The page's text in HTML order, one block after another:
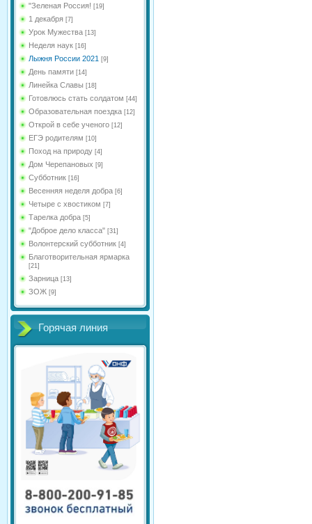
"Зеленая Россия! [19]
1 декабря [7]
Урок Мужества [13]
Неделя наук [16]
Лыжня России 2021 [9]
День памяти [14]
Линейка Славы [18]
Готовлюсь стать солдатом [44]
Образовательная поездка [12]
Открой в себе ученого [12]
ЕГЭ родителям [10]
Поход на природу [4]
Дом Черепановых [9]
Субботник [16]
Весенняя неделя добра [6]
Четыре с хвостиком [7]
Тарелка добра [5]
"Доброе дело класса" [31]
Волонтерский субботник [4]
Благотворительная ярмарка
[21]
Зарница [13]
ЗОЖ [9]
Горячая линия